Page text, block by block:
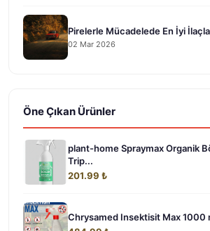
Pirelerle Mücadelede En İyi
02 Mar 2026
Öne Çıkan Ürünler
plant-home Spraymax Organik
Trip...
201.99 ₺
Chrysamed Insektisit Max 1000